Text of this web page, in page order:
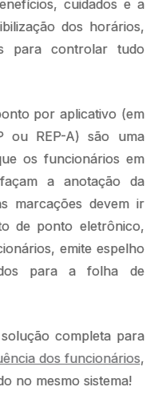
cuidados e a
dos horários,
para controlar tudo
por aplicativo (em
ou REP-A) são uma
os funcionários em
a anotação da
marcações devem ir
de ponto eletrônico,
emite espelho
para a folha de
completa para
dos funcionários,
no mesmo sistema!